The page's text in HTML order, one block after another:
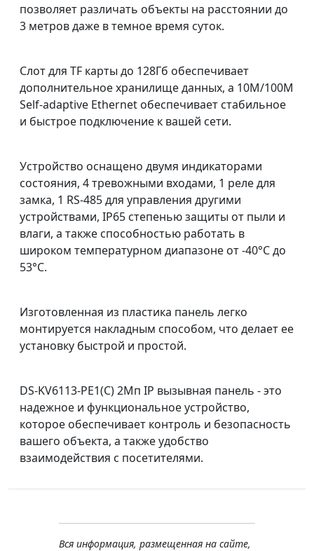
позволяет различать объекты на расстоянии до
3 метров даже в темное время суток.
Слот для TF карты до 128Гб обеспечивает
дополнительное хранилище данных, а 10M/100M
Self-adaptive Ethernet обеспечивает стабильное
и быстрое подключение к вашей сети.
Устройство оснащено двумя индикаторами
состояния, 4 тревожными входами, 1 реле для
замка, 1 RS-485 для управления другими
устройствами, IP65 степенью защиты от пыли и
влаги, а также способностью работать в
широком температурном диапазоне от -40°C до
53°C.
Изготовленная из пластика панель легко
монтируется накладным способом, что делает ее
установку быстрой и простой.
DS-KV6113-PE1(C) 2Мп IP вызывная панель - это
надежное и функциональное устройство,
которое обеспечивает контроль и безопасность
вашего объекта, а также удобство
взаимодействия с посетителями.
Вся информация, размещенная на сайте,